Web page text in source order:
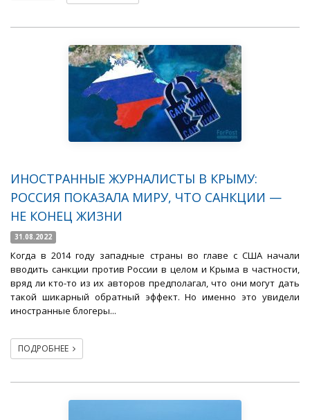
ИНОСТРАННЫЕ ЖУРНАЛИСТЫ В КРЫМУ:
РОССИЯ ПОКАЗАЛА МИРУ, ЧТО САНКЦИИ —
НЕ КОНЕЦ ЖИЗНИ
31.08.2022
Когда в 2014 году западные страны во главе с США начали
вводить санкции против России в целом и Крыма в частности,
вряд ли кто-то из их авторов предполагал, что они могут дать
такой шикарный обратный эффект. Но именно это увидели
иностранные блогеры...
ПОДРОБНЕЕ